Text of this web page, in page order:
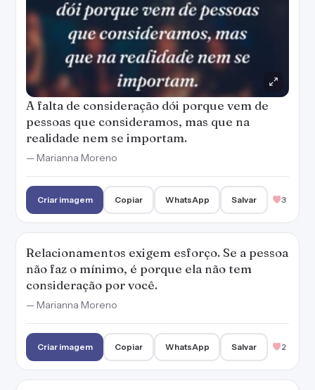
A falta de consideração dói porque vem de
pessoas que consideramos, mas que na
realidade nem se importam.
— Marianna Moreno
Criar imagem Copiar WhatsApp Salvar 3
Relacionamentos exigem esforço. Se a pessoa
não faz o mínimo, é porque ela não tem
consideração por você.
— Marianna Moreno
Criar imagem Copiar WhatsApp Salvar 2